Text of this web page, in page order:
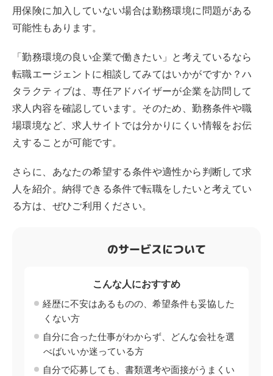
用保険に加入していない場合は勤務環境に問題がある
可能性もあります。
「勤務環境の良い企業で働きたい」と考えているなら
転職エージェントに相談してみてはいかがですか？ハ
タラクティブは、専任アドバイザーが企業を訪問して
求人内容を確認しています。そのため、勤務条件や職
場環境など、求人サイトでは分かりにくい情報をお伝
えすることが可能です。
さらに、あなたの希望する条件や適性から判断して求
人を紹介。納得できる条件で転職をしたいと考えてい
る方は、ぜひご利用ください。
のサービスについて
こんな人におすすめ
経歴に不安はあるものの、希望条件も妥協した
くない方
自分に合った仕事がわからず、どんな会社を選
べばいいか迷っている方
自分で応募しても、書類選考や面接がうまくい